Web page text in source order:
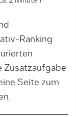
Ranking
Zusatzaufgabe
Seite zum